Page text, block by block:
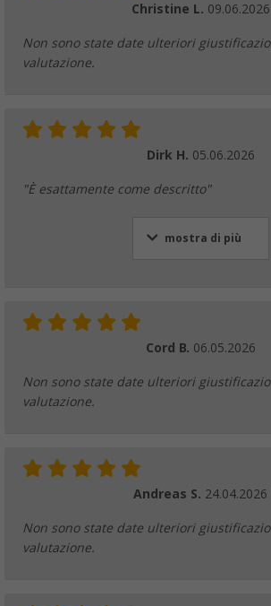
Christine L. 09.06.2026
Non sono state date ulteriori
valutazione.
Dirk H. 05.06.2026
"È esattamente come descritto"
mostra di più
Cord B. 06.05.2026
Non sono state date ulteriori
valutazione.
Andreas S. 24.04.2026
Non sono state date ulteriori
valutazione.